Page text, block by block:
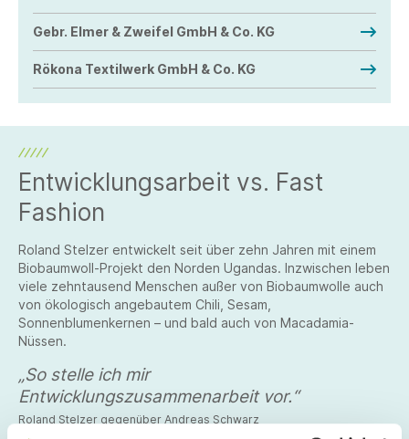
Gebr. Elmer & Zweifel GmbH & Co. KG
Rökona Textilwerk GmbH & Co. KG
Entwicklungsarbeit vs. Fast
Fashion
Roland Stelzer entwickelt seit über zehn Jahren mit einem
Biobaumwoll-Projekt den Norden Ugandas. Inzwischen leben
viele zehntausend Menschen außer von Biobaumwolle auch
von ökologisch angebautem Chili, Sesam,
Sonnenblumenkernen – und bald auch von Macadamia-
Nüssen.
„So stelle ich mir
Entwicklungszusammenarbeit vor.“
Roland Stelzer gegenüber Andreas Schwarz